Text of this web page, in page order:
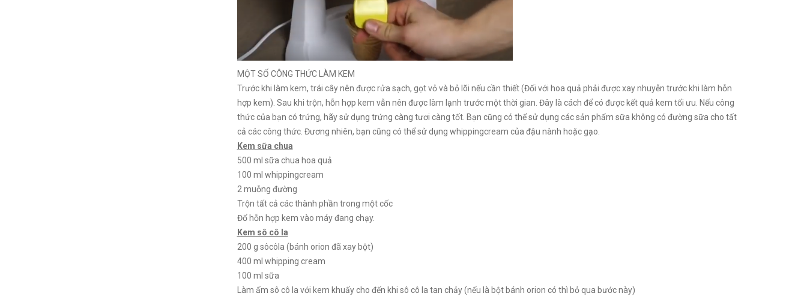
MỘT SỐ CÔNG THỨC LÀM KEM
Trước khi làm kem, trái cây nên được rửa sạch, gọt vỏ và bỏ lõi nếu cần thiết (Đối với hoa quả phải được xay nhuyễn trước khi làm hỗn
hợp kem). Sau khi trộn, hỗn hợp kem vẫn nên được làm lạnh trước một thời gian. Đây là cách để có được kết quả kem tối ưu. Nếu công
thức của bạn có trứng, hãy sử dụng trứng càng tươi càng tốt. Bạn cũng có thể sử dụng các sản phẩm sữa không có đường sữa cho tất
cả các công thức. Đương nhiên, bạn cũng có thể sử dụng whippingcream của đậu nành hoặc gạo.
Kem sữa chua
500 ml sữa chua hoa quả
100 ml whippingcream
2 muỗng đường
Trộn tất cả các thành phần trong một cốc
Đổ hỗn hợp kem vào máy đang chạy.
Kem sô cô la
200 g sôcôla (bánh orion đã xay bột)
400 ml whipping cream
100 ml sữa
Làm ấm sô cô la với kem khuấy cho đến khi sô cô la tan chảy (nếu là bột bánh orion có thì bỏ qua bước này)